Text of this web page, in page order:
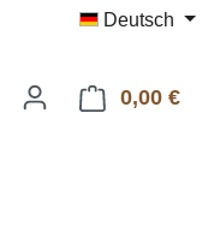
Deutsch
0,00 €